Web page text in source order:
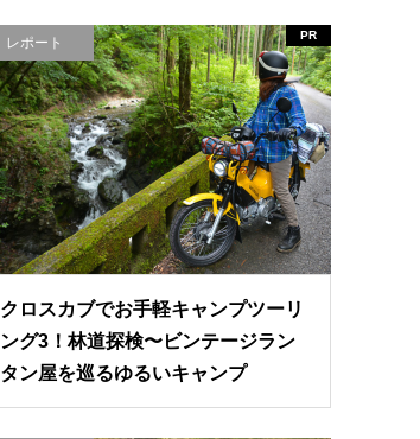
レポート PR
クロスカブでお手軽キャンプツーリ
ング3！林道探検〜ビンテージラン
タン屋を巡るゆるいキャンプ